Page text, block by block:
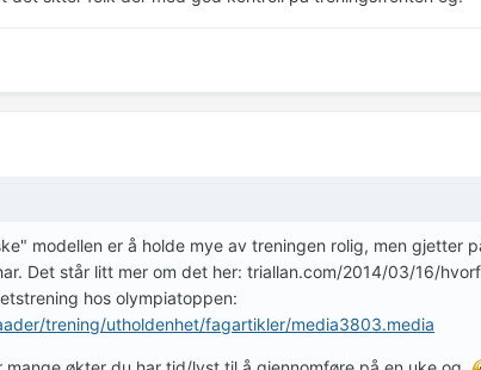
modellen er å holde mye av treningen rolig, men gjetter
Det står litt mer om det her: triallan.com/2014/03/16/
hos olympiatoppen:
trening/utholdenhet/fagartikler/media3803.media